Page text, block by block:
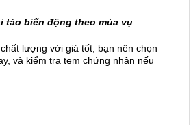
táo biến động theo mùa vụ
chất lượng với giá tốt, bạn nên chọn
và kiểm tra tem chứng nhận nếu